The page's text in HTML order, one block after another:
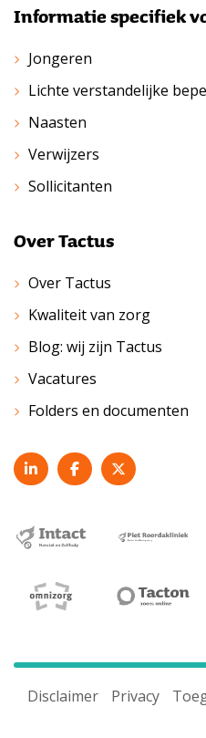
Informatie specifiek
Jongeren
Lichte verstandelijke
Naasten
Verwijzers
Sollicitanten
Over Tactus
Over Tactus
Kwaliteit van zorg
Blog: wij zijn Tactus
Vacatures
Folders en documenten
Disclaimer Privacy